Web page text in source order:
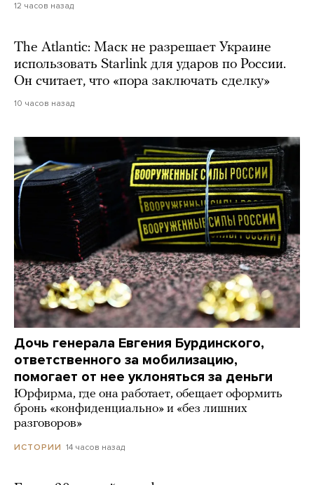
12 часов назад
The Atlantic: Маск не разрешает Украине
использовать Starlink для ударов по России.
Он считает, что «пора заключать сделку»
10 часов назад
Дочь генерала Евгения Бурдинского,
ответственного за мобилизацию,
помогает от нее уклоняться за деньги
Юрфирма, где она работает, обещает оформить
бронь «конфиденциально» и «без лишних
разговоров»
ИСТОРИИ 14 часов назад